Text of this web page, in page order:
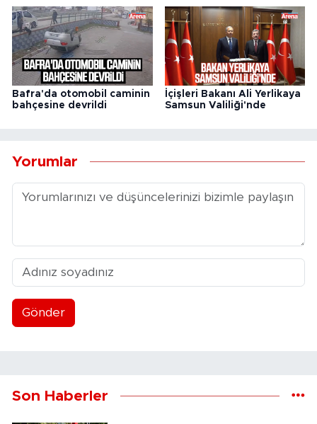
Bafra'da otomobil caminin
bahçesine devrildi
İçişleri Bakanı Ali Yerlikaya
Samsun Valiliği'nde
Yorumlar
Gönder
Son Haberler